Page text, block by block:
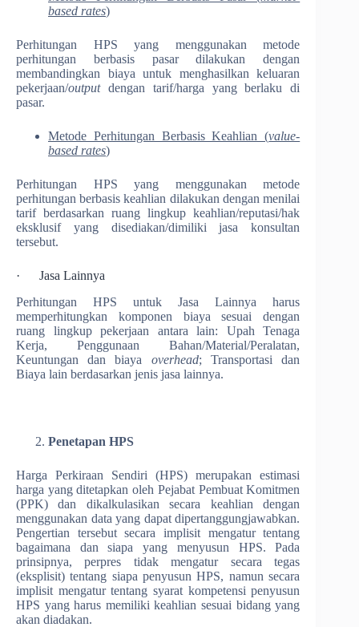
based rates)
Perhitungan HPS yang menggunakan metode
perhitungan berbasis pasar dilakukan dengan
membandingkan biaya untuk menghasilkan keluaran
pekerjaan/output dengan tarif/harga yang berlaku di
pasar.
Metode Perhitungan Berbasis Keahlian (value-
based rates)
Perhitungan HPS yang menggunakan metode
perhitungan berbasis keahlian dilakukan dengan menilai
tarif berdasarkan ruang lingkup keahlian/reputasi/hak
eksklusif yang disediakan/dimiliki jasa konsultan
tersebut.
· Jasa Lainnya
Perhitungan HPS untuk Jasa Lainnya harus
memperhitungkan komponen biaya sesuai dengan
ruang lingkup pekerjaan antara lain: Upah Tenaga
Kerja, Penggunaan Bahan/Material/Peralatan,
Keuntungan dan biaya overhead; Transportasi dan
Biaya lain berdasarkan jenis jasa lainnya.
Penetapan HPS
Harga Perkiraan Sendiri (HPS) merupakan estimasi
harga yang ditetapkan oleh Pejabat Pembuat Komitmen
(PPK) dan dikalkulasikan secara keahlian dengan
menggunakan data yang dapat dipertanggungjawabkan.
Pengertian tersebut secara implisit mengatur tentang
bagaimana dan siapa yang menyusun HPS. Pada
prinsipnya, perpres tidak mengatur secara tegas
(eksplisit) tentang siapa penyusun HPS, namun secara
implisit mengatur tentang syarat kompetensi penyusun
HPS yang harus memiliki keahlian sesuai bidang yang
akan diadakan.